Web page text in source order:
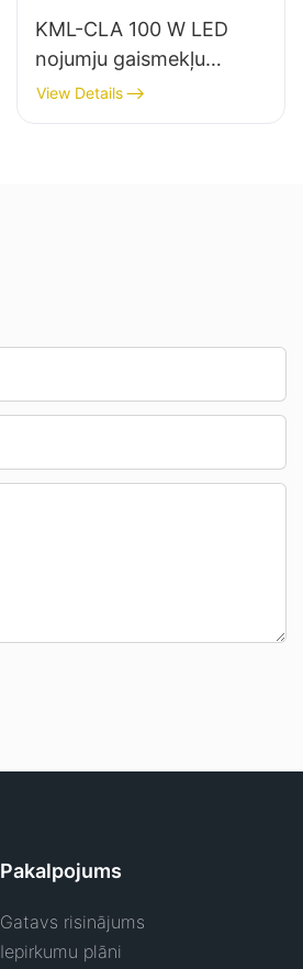
KML-CLA 100 W LED
nojumju gaismekļu
piegādātājs iekštelpām,
piemēram, degvielas
View Details
Pakalpojums
Gatavs risinājums
Iepirkumu plāni